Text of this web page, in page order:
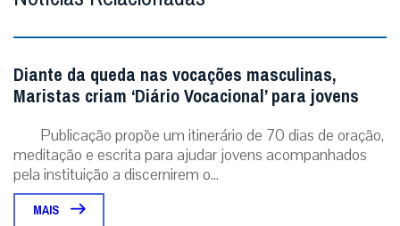
Diante da queda nas vocações masculinas,
Maristas criam ‘Diário Vocacional’ para jovens
Publicação propõe um itinerário de 70 dias de oração,
meditação e escrita para ajudar jovens acompanhados
pela instituição a discernirem o...
MAIS